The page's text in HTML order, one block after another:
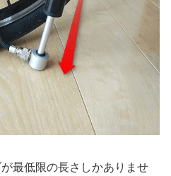
最低限の長さしかありませ